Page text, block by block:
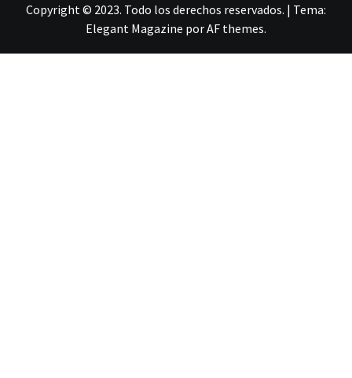
Copyright © 2023. Todo los derechos reservados. | Tema:
Elegant Magazine porAF themes.